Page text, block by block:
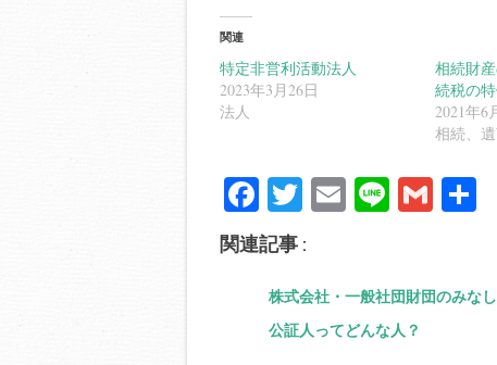
関連
特定非営利活動法人
2023年3月26日
法人
相続財
続税の
2021年6
相続、
Fa
ce
bo
ok
T
wi
tte
r
E Li G
関連記事 :
株式会社・一般社団財団のみな
公証人ってどんな人？